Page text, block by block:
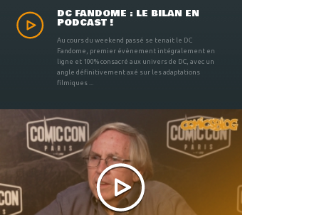
DC FANDOME : LE BILAN EN
PODCAST !
Au cours du weekend passé se tenait le DC
Fandome, premier évènement intégralement en
ligne et 100% consacré aux univers de DC, avec un
angle définitivement axé sur les adaptations
filmiques ...